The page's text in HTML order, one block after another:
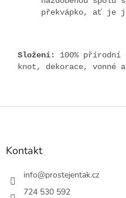
překvápko, ať je
Složení:
100% přírodní
knot, dekorace, vonné
Z
Kontakt
info@prostejentak.cz
724 530 592